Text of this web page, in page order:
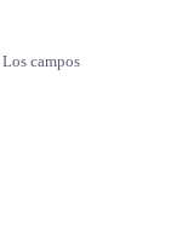
Los campos